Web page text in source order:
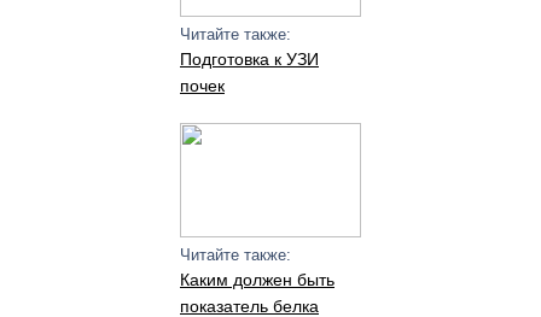
Читайте также:
Подготовка к УЗИ
почек
Читайте также:
Каким должен быть
показатель белка